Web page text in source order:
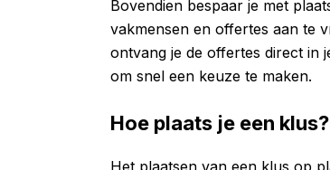
Bovendien bespaar je met
vakmensen en offertes aan te
ontvang je de offertes direct in
om snel een keuze te maken.
Hoe plaats je een klus?
Het plaatsen van een klus op